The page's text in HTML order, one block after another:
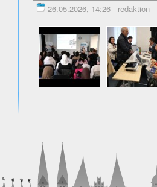
26.05.2026, 14:26 - redaktion